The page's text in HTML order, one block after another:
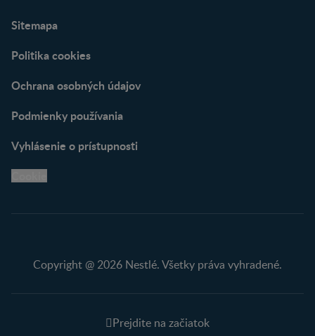
Sitemapa
Politika cookies
Ochrana osobných údajov
Podmienky používania
Vyhlásenie o prístupnosti
Copyright @ 2026 Nestlé. Všetky práva vyhradené.
Prejdite na začiatok